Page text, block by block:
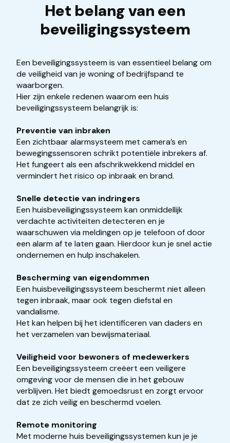
Het belang van een
beveiligingssysteem
Een beveiligingssysteem is van essentieel belang om
de veiligheid van je woning of bedrijfspand te
waarborgen.
Hier zijn enkele redenen waarom een huis
beveiligingssysteem belangrijk is:
Preventie van inbraken
Een zichtbaar alarmsysteem met camera’s en
bewegingssensoren schrikt potentiële inbrekers af.
Het fungeert als een afschrikwekkend middel en
vermindert het risico op inbraak en brand.
Snelle detectie van indringers
Een huisbeveiligingssysteem kan onmiddellijk
verdachte activiteiten detecteren en je
waarschuwen via meldingen op je telefoon of door
een alarm af te laten gaan. Hierdoor kun je snel actie
ondernemen en hulp inschakelen.
Bescherming van eigendommen
Een huisbeveiligingssysteem beschermt niet alleen
tegen inbraak, maar ook tegen diefstal en
vandalisme.
Het kan helpen bij het identificeren van daders en
het verzamelen van bewijsmateriaal.
Veiligheid voor bewoners of medewerkers
Een beveiligingssysteem creëert een veiligere
omgeving voor de mensen die in het gebouw
verblijven. Het biedt gemoedsrust en zorgt ervoor
dat ze zich veilig en beschermd voelen.
Remote monitoring
Met moderne huis beveiligingssystemen kun je je